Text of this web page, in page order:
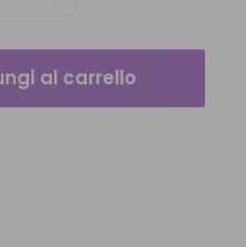
al carrello